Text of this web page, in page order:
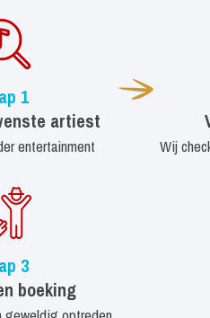
1
artiest
entertainment Wij
3
boeking